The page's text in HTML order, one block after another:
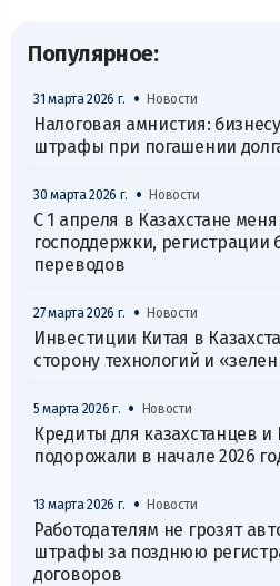
Популярное:
31 марта 2026 г. • Новости
Налоговая амнистия:
штрафы при погашении
30 марта 2026 г. • Новости
С 1 апреля в Казахстане
господдержки, регистрации
переводов
27 марта 2026 г. • Новости
Инвестиции Китая в
сторону технологий и
5 марта 2026 г. • Новости
Кредиты для казахстанцев и
подорожали в начале 2026
13 марта 2026 г. • Новости
Работодателям не грозят
штрафы за позднюю
договоров